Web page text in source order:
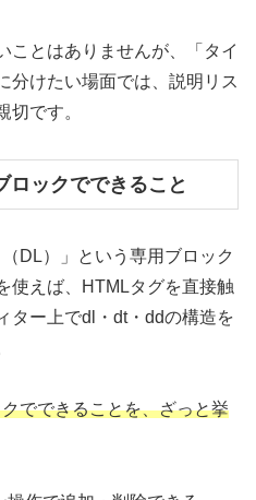
ことはありませんが、「タイ
分けたい場面では、説明リス
切です。
ロックでできること
DL）」という専用ブロック
使えば、HTMLタグを直接触
ター上でdl・dt・ddの構造を
でできることを、ざっと挙